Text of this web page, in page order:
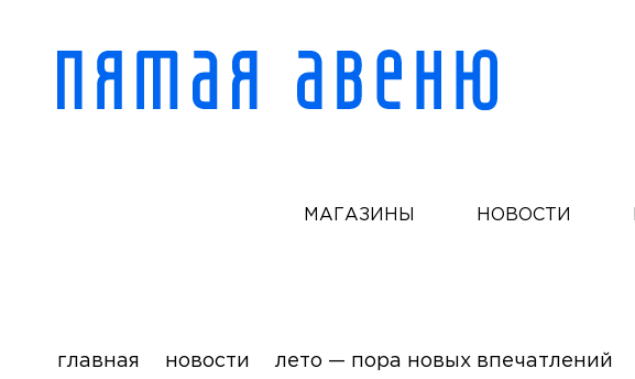
МАГАЗИНЫ НОВОСТИ
главная новости лето — пора новых впечатлений